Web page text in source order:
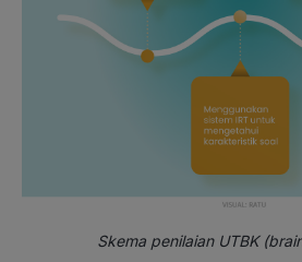
Skema penilaian UTBK